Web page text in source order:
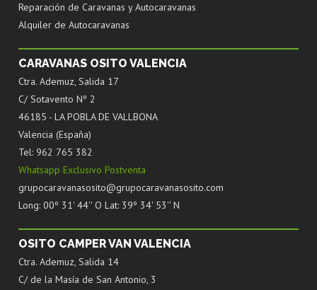
Reparación de Caravanas y Autocaravanas
Alquiler de Autocaravanas
CARAVANAS OSITO VALENCIA
Ctra. Ademuz, Salida 17
C/ Sotavento Nº 2
46185 - LA POBLA DE VALLBONA
Valencia (España)
Tel: 962 765 382
Whatsapp Exclusivo Postventa
grupocaravanasosito@grupocaravanasosito.com
Long: 00º 31' 44'' O Lat: 39º 34' 53'' N
OSITO CAMPER VAN VALENCIA
Ctra. Ademuz, Salida 14
C/ de la Masía de San Antonio, 3